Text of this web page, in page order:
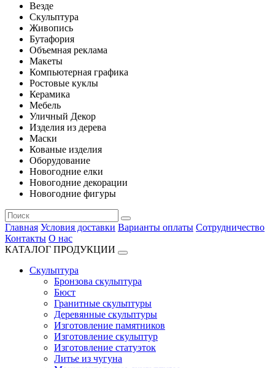
Везде
Скульптура
Живопись
Бутафория
Объемная реклама
Макеты
Компьютерная графика
Ростовые куклы
Керамика
Мебель
Уличный Декор
Изделия из дерева
Маски
Кованые изделия
Оборудование
Новогодние елки
Новогодние декорации
Новогодние фигуры
Главная Условия доставки Варианты оплаты Сотрудничество
Контакты О нас
КАТАЛОГ ПРОДУКЦИИ
Скульптура
Бронзова скульптура
Бюст
Гранитные скульптуры
Деревянные скульптуры
Изготовление памятников
Изготовление скульптур
Изготовление статуэток
Литье из чугуна